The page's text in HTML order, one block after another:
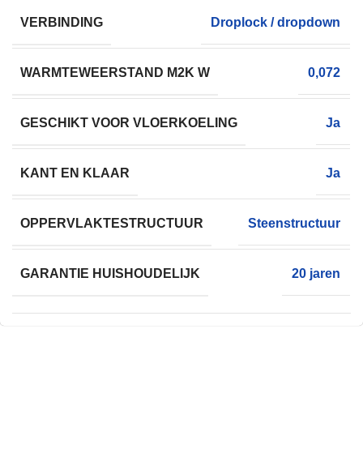
VERBINDING Droplock / dropdown
WARMTEWEERSTAND M2K W 0,072
GESCHIKT VOOR VLOERKOELING Ja
KANT EN KLAAR Ja
OPPERVLAKTESTRUCTUUR Steenstructuur
GARANTIE HUISHOUDELIJK 20 jaren